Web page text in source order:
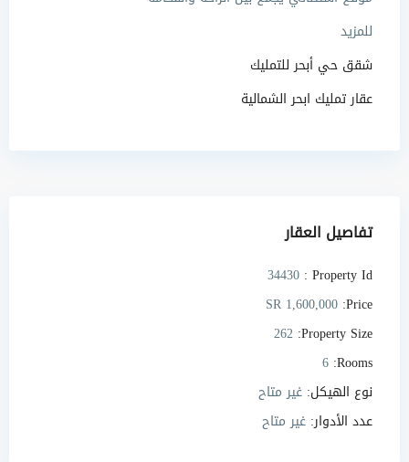
للمزيد
شقق حي أبحر للتمليك
عقار تمليك ابحر الشمالية
تفاصيل العقار
Property Id :
34430
Price:
SR 1,600,000
Property Size:
262
Rooms:
6
نوع الهيكل: غير متاح
عدد الأدوار: غير متاح